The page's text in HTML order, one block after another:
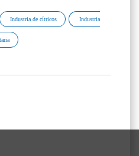
Industria de cítricos Industria